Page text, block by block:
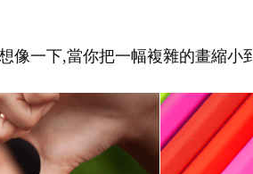
像一下,當你把一幅複雜的畫縮